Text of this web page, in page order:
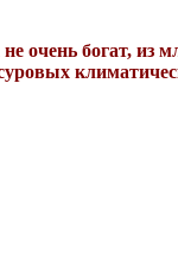
очень богат,